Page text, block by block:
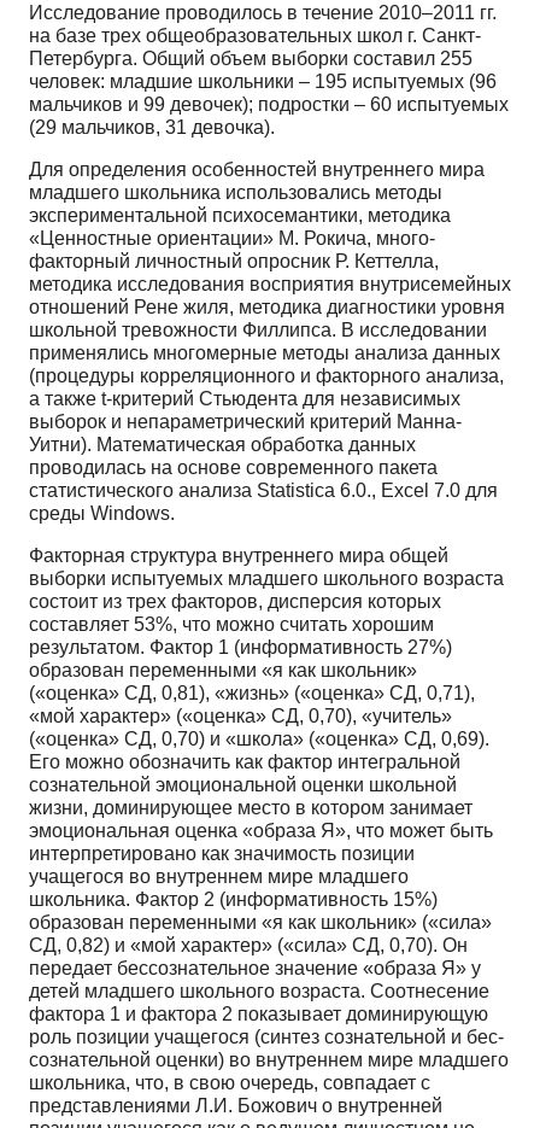
Исследование проводилось в течение 2010–2011 гг.
на базе трех общеобразовательных школ г. Санкт-
Петербурга. Общий объем выборки составил 255
человек: младшие школьники – 195 ис­пытуемых (96
мальчиков и 99 девочек); подростки – 60 испытуемых
(29 мальчиков, 31 девочка).
Для определения особенностей внутреннего мира
младшего школьника использовались мето­ды
экспериментальной психосемантики, методика
«Ценностные ориентации» М. Рокича, много­
факторный личностный опросник Р. Кеттелла,
методика исследования восприятия внутрисемейных
отношений Рене жиля, методика диагностики уровня
школьной тревожности Филлипса. В иссле­довании
применялись многомерные методы анализа данных
(процедуры корреляционного и фак­торного анализа,
а также t-критерий Стьюдента для независимых
выборок и непараметрический критерий Манна-
Уитни). Математическая обработка данных
проводилась на основе современного пакета
статистического анализа Statistica 6.0., Excel 7.0 для
среды Windows.
Факторная структура внутреннего мира общей
выборки испытуемых младшего школьно­го возраста
состоит из трех факторов, дисперсия которых
составляет 53%, что можно считать хо­рошим
результатом. Фактор 1 (информативность 27%)
образован переменными «я как школьник»
(«оценка» СД, 0,81), «жизнь» («оценка» СД, 0,71),
«мой характер» («оценка» СД, 0,70), «учитель»
(«оценка» СД, 0,70) и «школа» («оценка» СД, 0,69).
Его можно обозначить как фактор интеграль­ной
сознательной эмоциональной оценки школьной
жизни, доминирующее место в котором зани­мает
эмоциональная оценка «образа Я», что может быть
интерпретировано как значимость позиции
учащегося во внутреннем мире младшего
школьника. Фактор 2 (информативность 15%)
образован переменными «я как школьник» («сила»
СД, 0,82) и «мой характер» («сила» СД, 0,70). Он
передает бессознательное значение «образа Я» у
детей младшего школьного возраста. Соотнесение
факто­ра 1 и фактора 2 показывает доминирующую
роль позиции учащегося (синтез сознательной и бес­
сознательной оценки) во внутреннем мире младшего
школьника, что, в свою очередь, совпадает с
представлениями Л.И. Божович о внутренней